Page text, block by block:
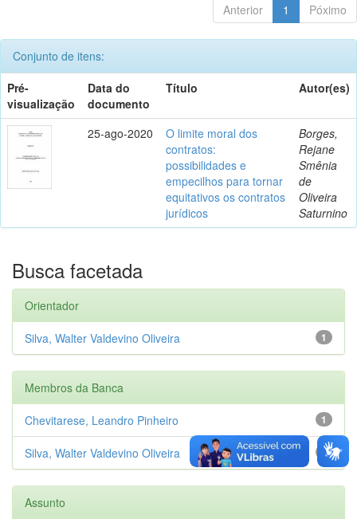
Anterior 1 Póximo
Conjunto de itens:
Pré-
visualização
Data do
documento
Título Autor(es)
25-ago-2020
O limite moral dos
contratos:
possibilidades e
empecilhos para tornar
equitativos os contratos
jurídicos
Borges,
Rejane
Smênia
de
Oliveira
Saturnino
Busca facetada
Orientador
1
Silva, Walter Valdevino Oliveira
Membros da Banca
1
Chevitarese, Leandro Pinheiro
1
Silva, Walter Valdevino Oliveira
Assunto